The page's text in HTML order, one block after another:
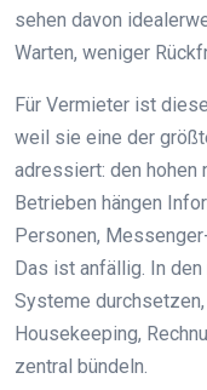
sehen davon
Warten, weniger
Für Vermieter ist
weil sie eine der
adressiert: den hohen
Betrieben hängen
Personen,
Das ist anfällig. In
Systeme
Housekeeping,
zentral bündeln.